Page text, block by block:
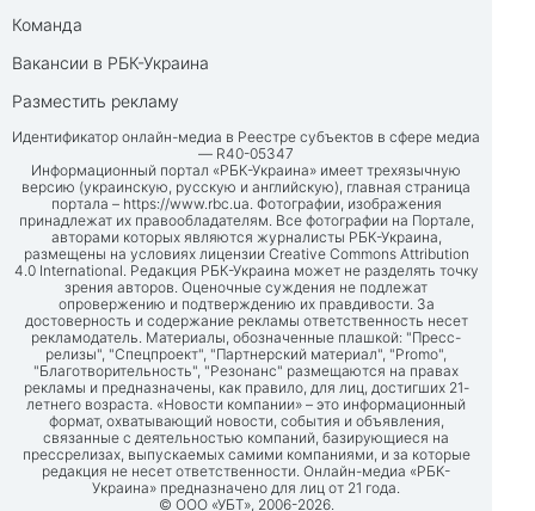
Команда
Вакансии в РБК-Украина
Разместить рекламу
Идентификатор онлайн-медиа в Реестре субъектов в сфере медиа
— R40-05347
Информационный портал «РБК-Украина» имеет трехязычную
версию (украинскую, русскую и английскую), главная страница
портала – https://www.rbc.ua. Фотографии, изображения
принадлежат их правообладателям. Все фотографии на Портале,
авторами которых являются журналисты РБК-Украина,
размещены на условиях лицензии Creative Commons Attribution
4.0 International. Редакция РБК-Украина может не разделять точку
зрения авторов. Оценочные суждения не подлежат
опровержению и подтверждению их правдивости. За
достоверность и содержание рекламы ответственность несет
рекламодатель. Материалы, обозначенные плашкой: "Пресс-
релизы", "Спецпроект", "Партнерский материал", "Promo",
"Благотворительность", "Резонанс" размещаются на правах
рекламы и предназначены, как правило, для лиц, достигших 21-
летнего возраста. «Новости компании» – это информационный
формат, охватывающий новости, события и объявления,
связанные с деятельностью компаний, базирующиеся на
прессрелизах, выпускаемых самими компаниями, и за которые
редакция не несет ответственности. Онлайн-медиа «РБК-
Украина» предназначено для лиц от 21 года.
© ООО «УБТ», 2006-2026.